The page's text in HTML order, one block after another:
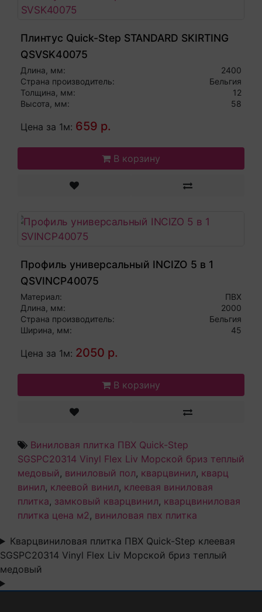
Плинтус Quick-Step STANDARD SKIRTING
QSVSK40075
Длина, мм:
2400
Страна производитель:
Бельгия
Толщина, мм:
12
Высота, мм:
58
Цена за 1м: 659 р.
В корзину
Профиль универсальный INCIZO 5 в 1
QSVINCP40075
Материал:
ПВХ
Длина, мм:
2000
Страна производитель:
Бельгия
Ширина, мм:
45
Цена за 1м: 2050 р.
В корзину
Виниловая плитка ПВХ Quick-Step
SGSPC20314 Vinyl Flex Liv Морской бриз теплый
медовый , виниловый пол, кварцвинил, кварц
винил, клеевой винил, клеевая виниловая
плитка, замковый кварцвинил, кварцвиниловая
плитка цена м2 , виниловая пвх плитка
Кварцвиниловая плитка ПВХ Quick-Step клеевая
SGSPC20314 Vinyl Flex Liv Морской бриз теплый
медовый